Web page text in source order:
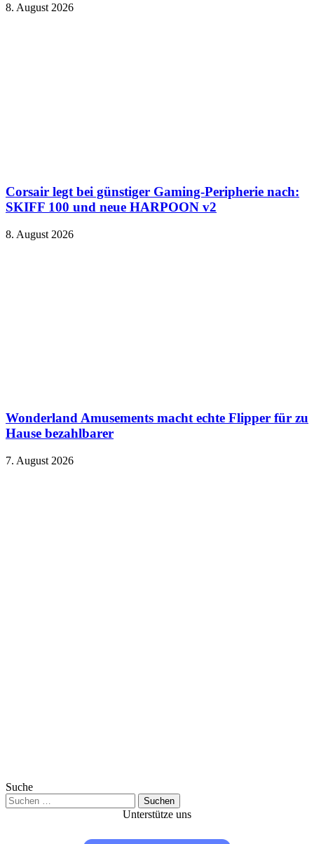
8. August 2026
Corsair legt bei günstiger Gaming-Peripherie nach:
SKIFF 100 und neue HARPOON v2
8. August 2026
Wonderland Amusements macht echte Flipper für zu
Hause bezahlbarer
7. August 2026
Suche
Suchen
nach:
Unterstütze uns